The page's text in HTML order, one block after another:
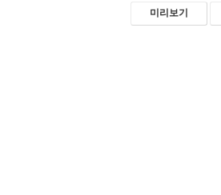
미리보기